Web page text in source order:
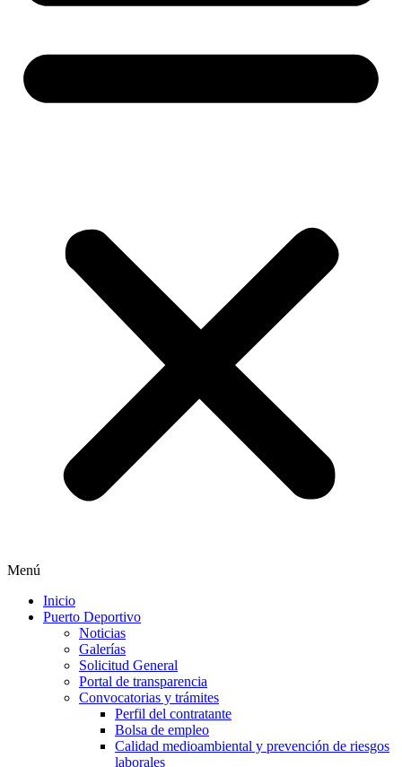
Menú
Inicio
Puerto Deportivo
Noticias
Galerías
Solicitud General
Portal de transparencia
Convocatorias y trámites
Perfil del contratante
Bolsa de empleo
Calidad medioambiental y prevención de riesgos
laborales